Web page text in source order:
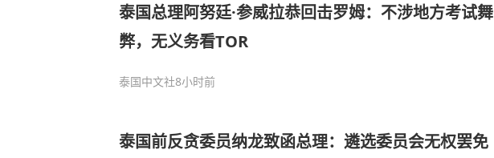
泰国总理阿努廷·参威拉恭回击罗姆：不涉地方考试舞
弊，无义务看TOR
泰国中文社8小时前
泰国前反贪委员纳龙致函总理：遴选委员会无权罢免